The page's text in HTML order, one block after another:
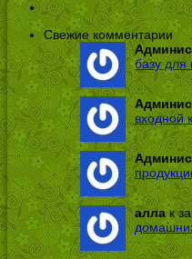
Свежие комментарии
базу для
входной
аллак